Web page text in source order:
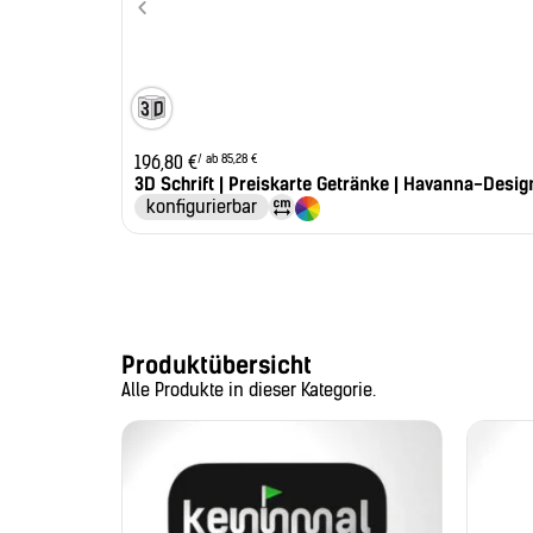
196,80 €/ ab 85,28 €
3D Schrift | Preiskarte Getränke | Havanna-
konfigurierbar
Produktübersicht
Alle Produkte in dieser Kategorie.